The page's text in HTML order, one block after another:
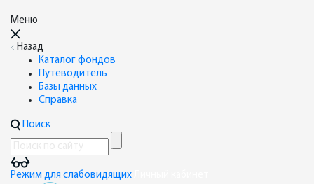
Меню
Назад
Каталог фондов
Путеводитель
Базы данных
Справка
Поиск
Режим для слабовидящих